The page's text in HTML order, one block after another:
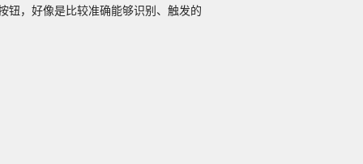
钮，好像是比较准确能够识别、触发的